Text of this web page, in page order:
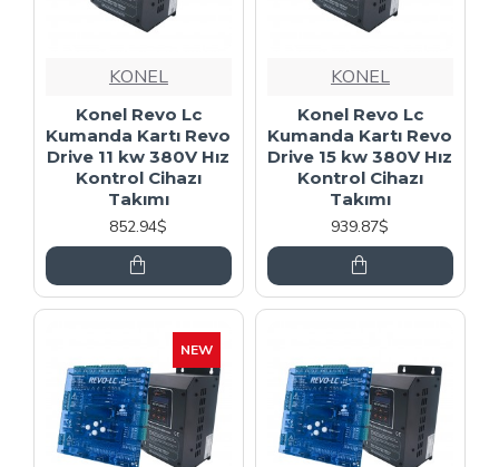
KONEL
Konel Revo Lc
Kumanda Kartı Revo
Drive 11 kw 380V Hız
Kontrol Cihazı
Takımı
852.94$
KONEL
Konel Revo Lc
Kumanda Kartı Revo
Drive 15 kw 380V Hız
Kontrol Cihazı
Takımı
939.87$
NEW